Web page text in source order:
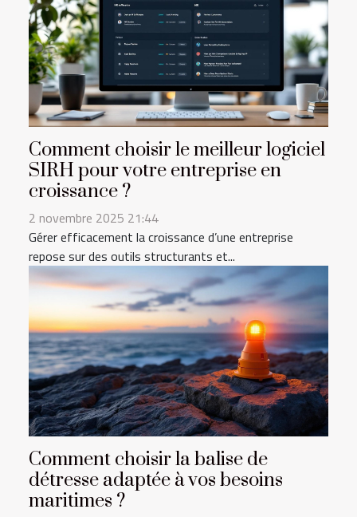
Comment choisir le meilleur logiciel
SIRH pour votre entreprise en
croissance ?
2 novembre 2025 21:44
Gérer efficacement la croissance d’une entreprise
repose sur des outils structurants et...
Comment choisir la balise de
détresse adaptée à vos besoins
maritimes ?